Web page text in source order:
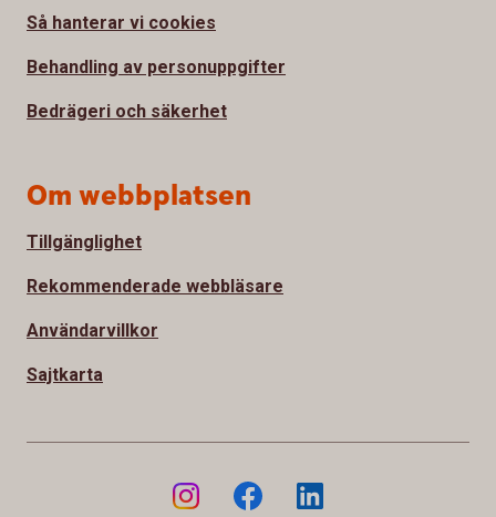
Så hanterar vi cookies
Behandling av personuppgifter
Bedrägeri och säkerhet
Om webbplatsen
Tillgänglighet
Rekommenderade webbläsare
Användarvillkor
Sajtkarta